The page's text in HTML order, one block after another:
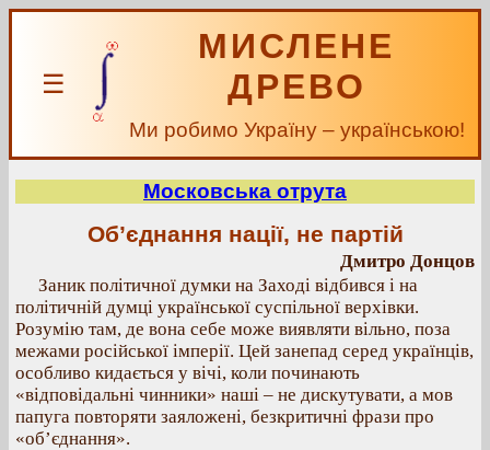
☰
МИСЛЕНЕ
ДРЕВО
Ми робимо Україну – українською!
Московська отрута
Об’єднання нації, не партій
Дмитро Донцов
Заник політичної думки на Заході відбився і на
політичній думці української суспільної верхівки.
Розумію там, де вона себе може виявляти вільно, поза
межами російської імперії. Цей занепад серед українців,
особливо кидається у вічі, коли починають
«відповідальні чинники» наші – не дискутувати, а мов
папуга повторяти заяложені, безкритичні фрази про
«об’єднання».